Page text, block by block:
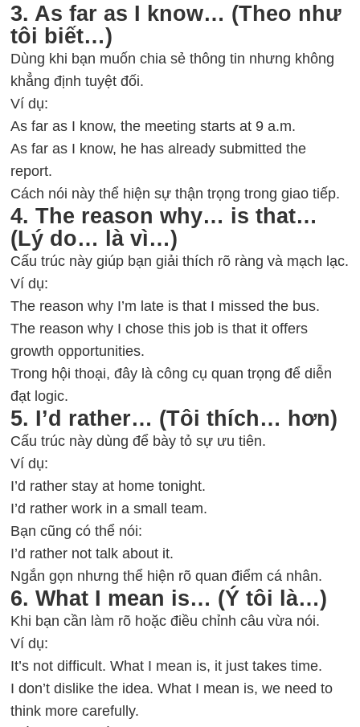
3. As far as I know… (Theo như
tôi biết…)
Dùng khi bạn muốn chia sẻ thông tin nhưng không
khẳng định tuyệt đối.
Ví dụ:
As far as I know, the meeting starts at 9 a.m.
As far as I know, he has already submitted the
report.
Cách nói này thể hiện sự thận trọng trong giao tiếp.
4. The reason why… is that…
(Lý do… là vì…)
Cấu trúc này giúp bạn giải thích rõ ràng và mạch lạc.
Ví dụ:
The reason why I’m late is that I missed the bus.
The reason why I chose this job is that it offers
growth opportunities.
Trong hội thoại, đây là công cụ quan trọng để diễn
đạt logic.
5. I’d rather… (Tôi thích… hơn)
Cấu trúc này dùng để bày tỏ sự ưu tiên.
Ví dụ:
I’d rather stay at home tonight.
I’d rather work in a small team.
Bạn cũng có thể nói:
I’d rather not talk about it.
Ngắn gọn nhưng thể hiện rõ quan điểm cá nhân.
6. What I mean is… (Ý tôi là…)
Khi bạn cần làm rõ hoặc điều chỉnh câu vừa nói.
Ví dụ:
It’s not difficult. What I mean is, it just takes time.
I don’t dislike the idea. What I mean is, we need to
think more carefully.